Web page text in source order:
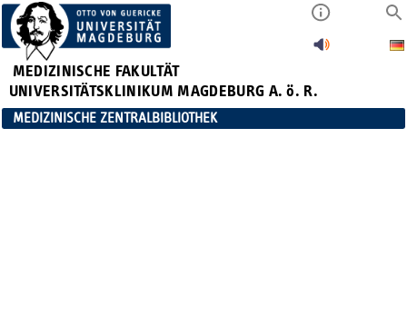
MEDIZINISCHE FAKULTÄT
UNIVERSITÄTSKLINIKUM MAGDEBURG A. ö. R.
MEDIZINISCHE ZENTRALBIBLIOTHEK